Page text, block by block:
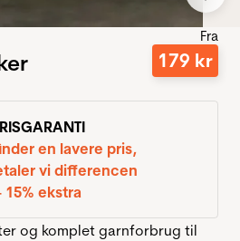
Fra
179 kr
en lavere pris,
vi differencen
15% ekstra
og komplet garnforbrug til